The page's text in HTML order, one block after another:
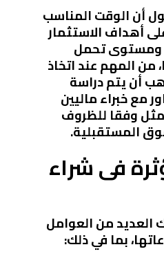
أن الوقت المناسب
أهداف الاستثمار
تحمل
من المهم عند اتخاذ
أن يتم دراسة
مع خبراء ماليين
وفقا للظروف
المستقبلية.
فى شراء
العديد من العوامل
بما في ذلك: